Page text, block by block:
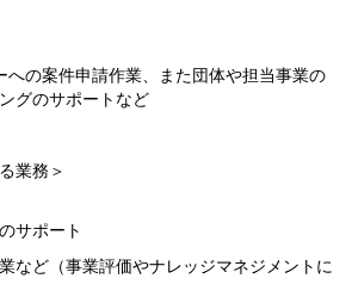
の案件申請作業、また団体や担当事業の
グのサポートなど
業務＞
サポート
など（事業評価やナレッジマネジメントに